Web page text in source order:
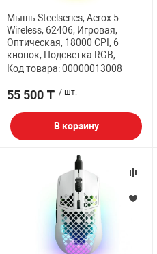
ДОМА
Мышь Steelseries, Aerox 5
Wireless, 62406, Игровая,
Оптическая, 18000 CPI, 6
кнопок, Подсветка RGB,
Код товара: 00000013008
55 500 ₸ / шт.
В корзину